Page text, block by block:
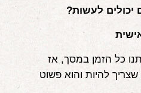
יכולים לעשות?
כל הזמן במסך, אז
להיות והוא פשוט